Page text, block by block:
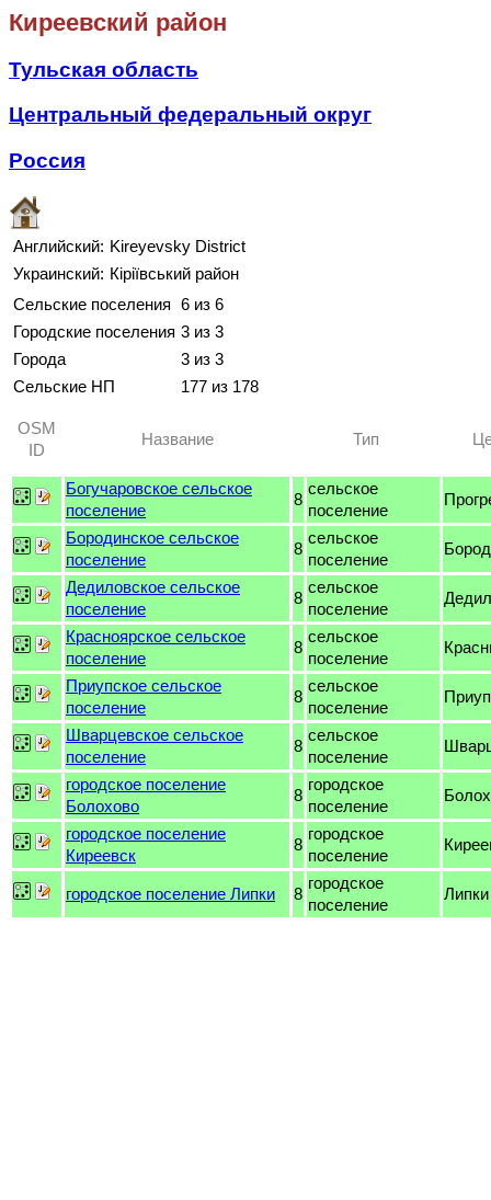
Киреевский район
Тульская область
Центральный федеральный округ
Россия
Английский: Kireyevsky District
Украинский: Кіріївський район
Сельские поселения 6 из 6
Городские поселения 3 из 3
Города
3 из 3
Сельские НП
177 из 178
OSM
ID
Название Тип
Богучаровское сельское
поселение
8
сельское
поселение
Бородинское сельское
поселение
8
сельское
поселение
Дедиловское сельское
поселение
8
сельское
поселение
Красноярское сельское
поселение
8
сельское
поселение
Приупское сельское
поселение
8
сельское
поселение
Шварцевское сельское
поселение
8
сельское
поселение
городское поселение
Болохово
8
городское
поселение
городское поселение
Киреевск
8
городское
поселение
городское поселение Липки 8
городское
поселение
Липки